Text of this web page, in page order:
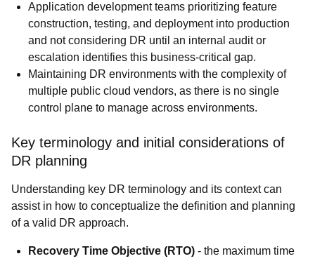
Application development teams prioritizing feature
construction, testing, and deployment into production
and not considering DR until an internal audit or
escalation identifies this business-critical gap.
Maintaining DR environments with the complexity of
multiple public cloud vendors, as there is no single
control plane to manage across environments.
Key terminology and initial considerations of
DR planning
Understanding key DR terminology and its context can
assist in how to conceptualize the definition and planning
of a valid DR approach.
Recovery Time Objective (RTO) - the maximum time